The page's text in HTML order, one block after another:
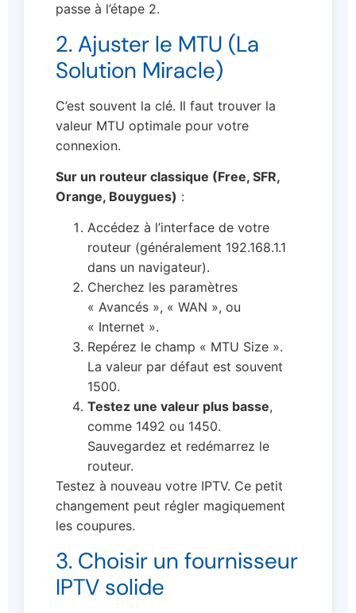
passe à l’étape 2.
2. Ajuster le MTU (La
Solution Miracle)
C’est souvent la clé. Il faut trouver la
valeur MTU optimale pour votre
connexion.
Sur un routeur classique (Free, SFR,
Orange, Bouygues) :
Accédez à l’interface de votre
routeur (généralement 192.168.1.1
dans un navigateur).
Cherchez les paramètres
« Avancés », « WAN », ou
« Internet ».
Repérez le champ « MTU Size ».
La valeur par défaut est souvent
1500.
Testez une valeur plus basse,
comme 1492 ou 1450.
Sauvegardez et redémarrez le
routeur.
Testez à nouveau votre IPTV. Ce petit
changement peut régler magiquement
les coupures.
3. Choisir un fournisseur
IPTV solide